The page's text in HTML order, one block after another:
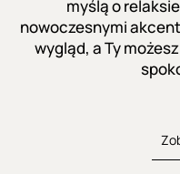
myślą o
nowoczesnymi
wygląd, a Ty